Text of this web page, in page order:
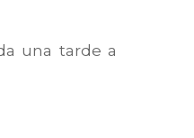
una tarde a